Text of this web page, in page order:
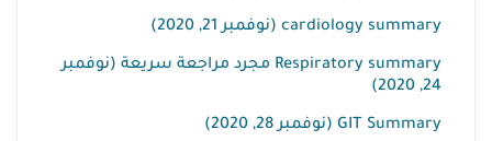
cardiology summary (نوفمبر 21, 2020)
Respiratory summary مجرد مراجعة سريعة (نوفمبر
24, 2020)
GIT Summary (نوفمبر 28, 2020)